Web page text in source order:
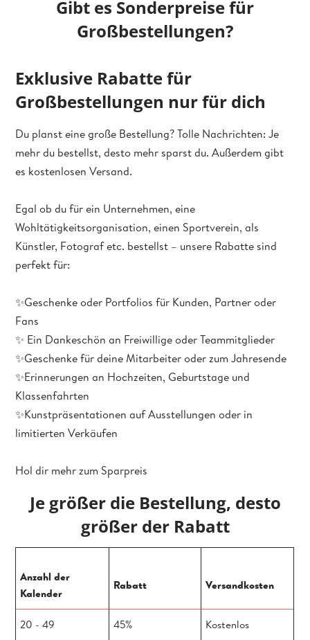
Gibt es Sonderpreise für
Großbestellungen?
Exklusive Rabatte für
Großbestellungen nur für dich
Du planst eine große Bestellung? Tolle Nachrichten: Je
mehr du bestellst, desto mehr sparst du. Außerdem gibt
es kostenlosen Versand.
Egal ob du für ein Unternehmen, eine
Wohltätigkeitsorganisation, einen Sportverein, als
Künstler, Fotograf etc. bestellst – unsere Rabatte sind
perfekt für:
✨Geschenke oder Portfolios für Kunden, Partner oder
Fans
✨ Ein Dankeschön an Freiwillige oder Teammitglieder
✨Geschenke für deine Mitarbeiter oder zum Jahresende
✨Erinnerungen an Hochzeiten, Geburtstage und
Klassenfahrten
✨Kunstpräsentationen auf Ausstellungen oder in
limitierten Verkäufen
Hol dir mehr zum Sparpreis
Je größer die Bestellung, desto
größer der Rabatt
Anzahl der
Kalender
Rabatt Versandkosten
20 - 49 45% Kostenlos